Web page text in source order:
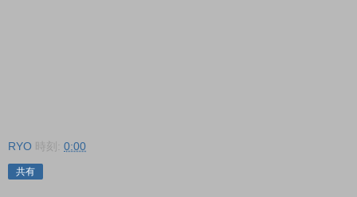
RYO 時刻: 0:00
共有